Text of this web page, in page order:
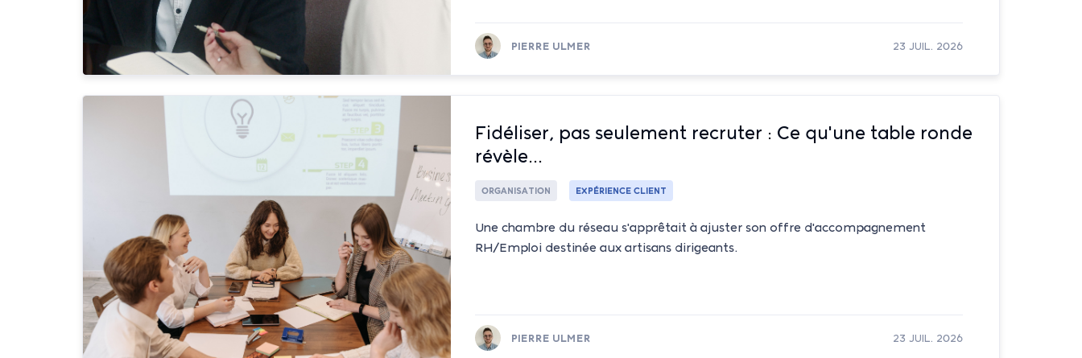
PIERRE ULMER 23 JUIL. 2026
Fidéliser, pas seulement recruter : Ce qu'une table ronde
révèle...
ORGANISATION EXPÉRIENCE CLIENT
Une chambre du réseau s'apprêtait à ajuster son offre d'accompagnement
RH/Emploi destinée aux artisans dirigeants.
PIERRE ULMER 23 JUIL. 2026